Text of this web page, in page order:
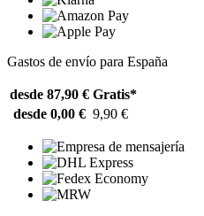
Gastos de envío para España
desde 87,90 € Gratis*
desde 0,00 € 9,90 €